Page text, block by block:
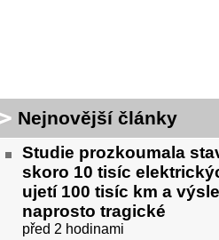
Nejnovější články
Studie prozkoumala
skoro 10 tisíc
ujetí 100 tisíc km a
naprosto tragické
před 2 hodinami